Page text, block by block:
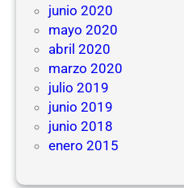
junio 2020
mayo 2020
abril 2020
marzo 2020
julio 2019
junio 2019
junio 2018
enero 2015